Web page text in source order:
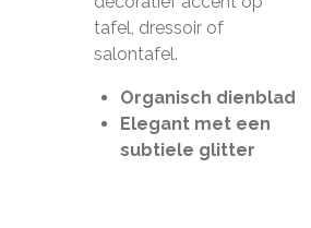
tafel, dressoir of
salontafel.
Organisch dienblad
Elegant met een
subtiele glitter